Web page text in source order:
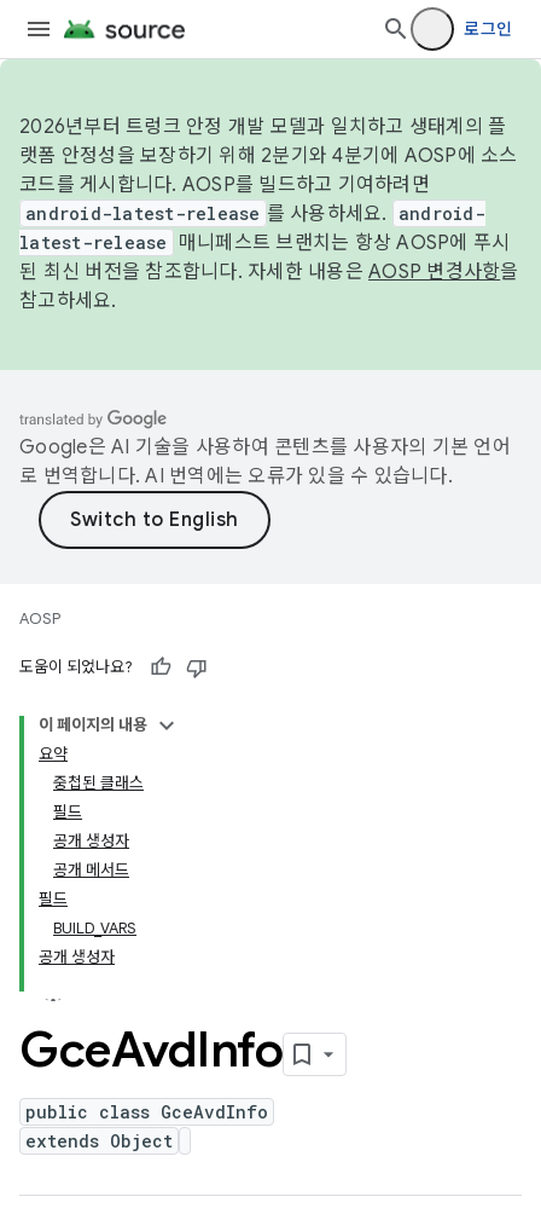
로그인
2026년부터 트렁크 안정 개발 모델과 일치하고 생태계의 플
랫폼 안정성을 보장하기 위해 2분기와 4분기에 AOSP에 소스
코드를 게시합니다. AOSP를 빌드하고 기여하려면
android-latest-release 를 사용하세요.
android-
latest-release
매니페스트 브랜치는 항상 AOSP에 푸시
된 최신 버전을 참조합니다. 자세한 내용은 AOSP 변경사항을
참고하세요.
Google은 AI 기술을 사용하여 콘텐츠를 사용자의 기본 언어
로 번역합니다. AI 번역에는 오류가 있을 수 있습니다.
AOSP
도움이 되었나요?
이 페이지의 내용
요약
중첩된 클래스
필드
공개 생성자
공개 메서드
필드
BUILD_VARS
공개 생성자
GceAvdInfo
public class GceAvdInfo
extends Object